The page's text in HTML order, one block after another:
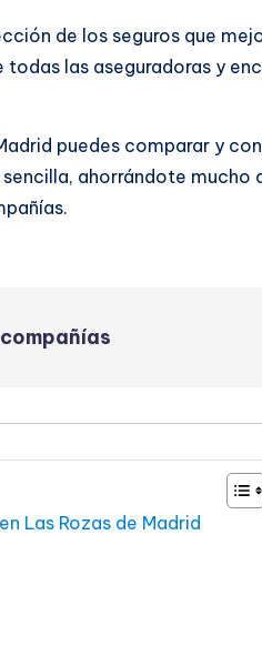
de los seguros que
las aseguradoras y
puedes comparar y
ahorrándote mucho
Las Rozas de Madrid